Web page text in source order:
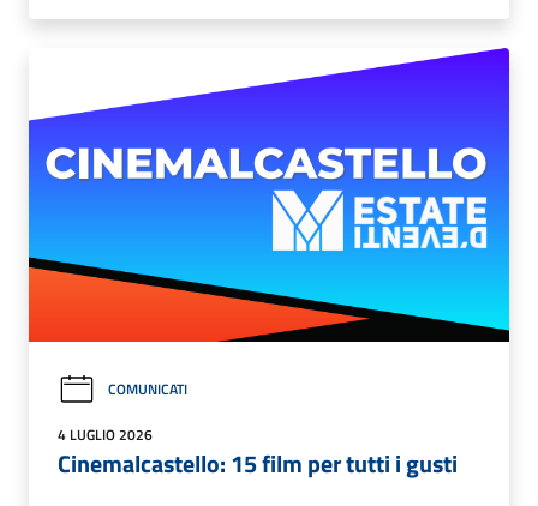
COMUNICATI
4 LUGLIO 2026
Cinemalcastello: 15 film per tutti i gusti